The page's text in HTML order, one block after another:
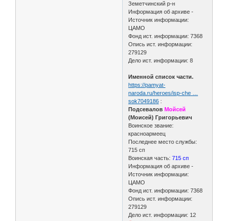
Земетчинский р-н
Информация об архиве -
Источник информации:
ЦАМО
Фонд ист. информации: 7368
Опись ист. информации:
279129
Дело ист. информации: 8
Именной список части.
https://pamyat-
naroda.ru/heroes/isp-che …
sok7049186 :
Подсевалов Мойсей
(Моисей) Григорьевич
Воинское звание:
красноармеец
Последнее место службы:
715 сп
Воинская часть: 715 сп
Информация об архиве -
Источник информации:
ЦАМО
Фонд ист. информации: 7368
Опись ист. информации:
279129
Дело ист. информации: 12